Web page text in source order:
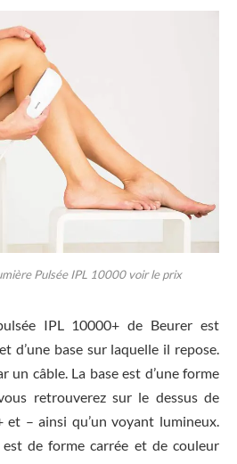
Pulsée IPL 10000 voir le prix
IPL 10000+ de Beurer est
d’une base sur laquelle il repose.
un câble. La base est d’une forme
retrouverez sur le dessus de
et – ainsi qu’un voyant lumineux.
est de forme carrée et de couleur